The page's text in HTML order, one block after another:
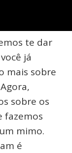
te dar
já
mais sobre
sobre os
fazemos
mimo.
é